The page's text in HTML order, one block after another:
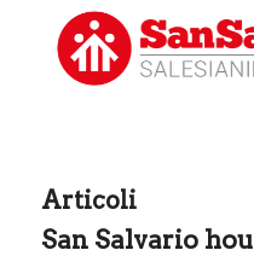
Articoli
San Salvario